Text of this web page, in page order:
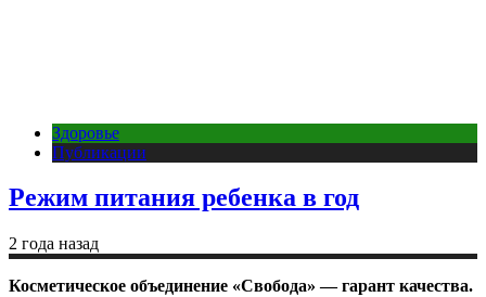
Здоровье
Публикации
Режим питания ребенка в год
2 года назад
Косметическое объединение «Свобода» — гарант качества.